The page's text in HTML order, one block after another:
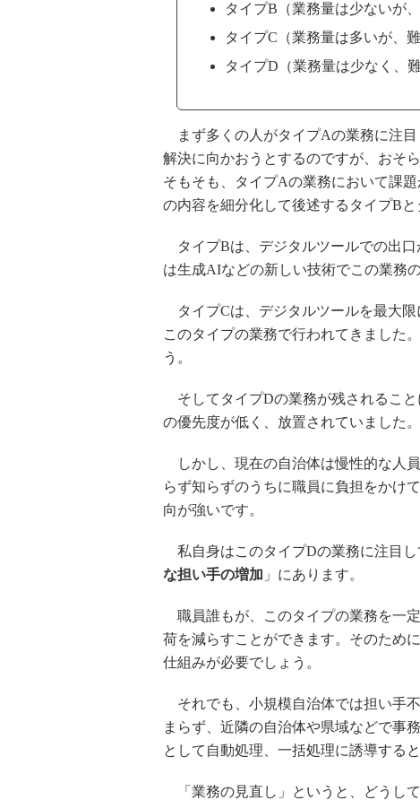
タイプB（業務量は少ないが
タイプC（業務量は多いが、
タイプD（業務量は少なく、
まず多くの人がタイプAの業務に注
解決に向かおうとするのですが、おそ
そもそも、タイプAの業務において課
の内容を細分化して後述するタイプBと
タイプBは、デジタルツールでの出
は生成AIなどの新しい技術でこの業務
タイプCは、デジタルツールを最大
このタイプの業務で行われてきました
う。
そしてタイプDの業務が残されるこ
の優先度が低く、放置されていました。
しかし、現在の自治体は慢性的な人
らず知らずのうちに職員に負担をかけ
向が強いです。
私自身はこのタイプDの業務に注目し
な担い手の増加 」にあります。
職員誰もが、このタイプの業務を一
荷を減らすことができます。そのため
仕組みが必要でしょう。
それでも、小規模自治体では担い手
まらず、近隣の自治体や県域などで事
として自動処理、一括処理に誘導する
「業務の見直し」というと、どうし